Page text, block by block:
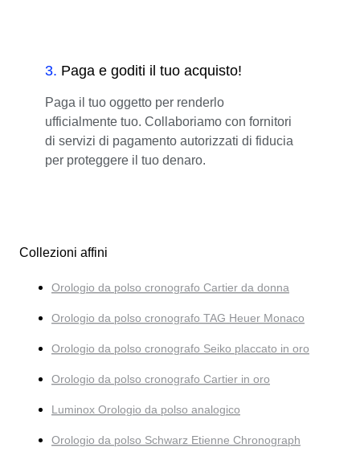
3. Paga e goditi il tuo acquisto!
Paga il tuo oggetto per renderlo
ufficialmente tuo. Collaboriamo con fornitori
di servizi di pagamento autorizzati di fiducia
per proteggere il tuo denaro.
Collezioni affini
Orologio da polso cronografo Cartier da donna
Orologio da polso cronografo TAG Heuer Monaco
Orologio da polso cronografo Seiko placcato in oro
Orologio da polso cronografo Cartier in oro
Luminox Orologio da polso analogico
Orologio da polso Schwarz Etienne Chronograph